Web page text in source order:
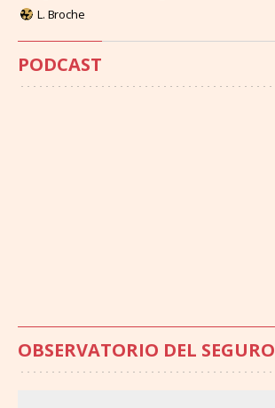
L. Broche
PODCAST
OBSERVATORIO DEL SEGURO